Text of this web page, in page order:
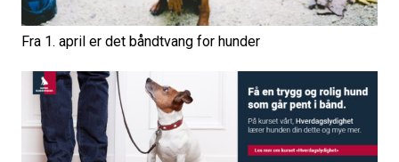
Fra 1. april er det båndtvang for hunder